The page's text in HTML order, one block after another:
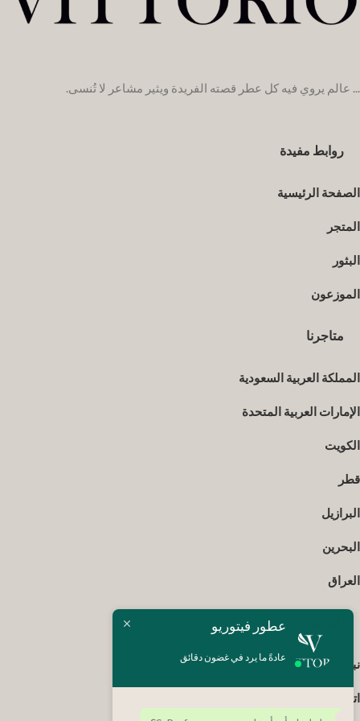
... عالم يروي فيه كل عطر قصته الفريدة ويثير مشاعر لا تُنسى.
روابط مفيدة
الصفحة الرئيسية
المتجر
البثور
الموزعون
متاجرنا
المملكة العربية السعودية
الإمارات العربية المتحدة
الكويت
قطر
البرازيل
البحرين
العراق
القائمة الرئيسية
نبذة عنا
اتصل بنا
عطور فيتوريو
عادةً ما يرد في غضون دقائق